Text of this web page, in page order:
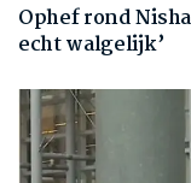
Ophef rond
echt walgelijk’